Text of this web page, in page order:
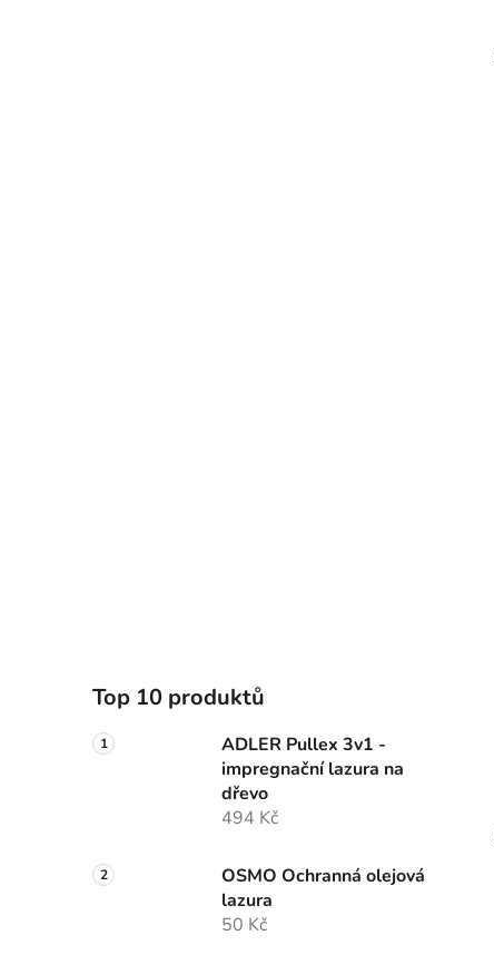
Top 10 produktů
ADLER Pullex 3v1 -
impregnační lazura na
dřevo
494 Kč
OSMO Ochranná olejová
lazura
50 Kč